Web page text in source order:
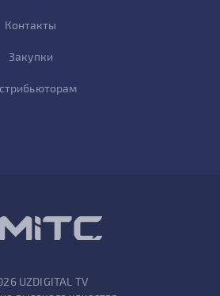
Контакты
Закупки
UZDIGITAL TV